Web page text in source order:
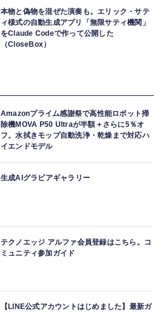
本物と偽物を混ぜた演奏も。エリック・サテ
ィ様式の自動生成アプリ「無限サティ機関」
をClaude Codeで作って公開した
（CloseBox）
Amazonプライム感謝祭で高性能ロボット掃
除機MOVA P50 Ultraが半額＋さらに5％オ
フ。水拭きモップ自動洗浄・乾燥まで対応ハ
イエンドモデル
生成AIグラビアギャラリー
テクノエッジ アルファ会員登録はこちら。コ
ミュニティ参加ガイド
【LINE公式アカウントはじめました】最新ガ